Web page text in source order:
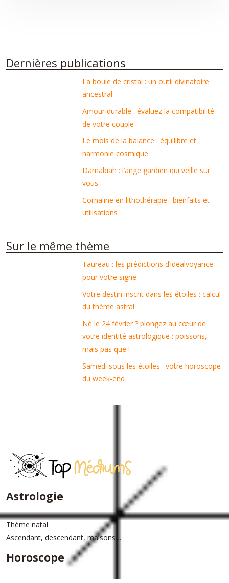
Dernières publications
La boule de cristal : un outil divinatoire
ancestral
Amour durable : évaluez la compatibilité
de votre couple
Le mois de la balance : équilibre et
harmonie cosmique
Damabiah : l’ange gardien qui veille sur
vous
Cornaline en lithothérapie : bienfaits et
utilisations
Sur le même thème
Taureau : les prédictions d’idealvoyance
pour votre signe
Votre destin inscrit dans les étoiles : calcul
du thème astral
Né le 24 février ? plongez au cœur de
votre identité astrologique : poissons,
mais pas que !
Samedi sous les étoiles : votre horoscope
du week-end
Astrologie
Thème natal
Ascendant, descendant, maisons…
Horoscope